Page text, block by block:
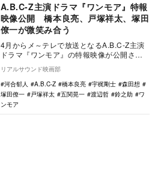
A.B.C-Z主演ドラマ『ワンモア』特報
映像公開 橋本良亮、戸塚祥太、塚田
僚一が微笑み合う
4月からメ～テレで放送となるA.B.C-Z主演
ドラマ『ワンモア』の特報映像が公開され
た。 本作は、定時制高校を舞台に、それ
ぞ…
リアルサウンド映画部
河合郁人
A.B.C-Z 橋本良亮 宇梶剛士
森田想
塚田僚一
戸塚祥太 五関晃一 渡辺哲 鈴之助
ワ
ンモア